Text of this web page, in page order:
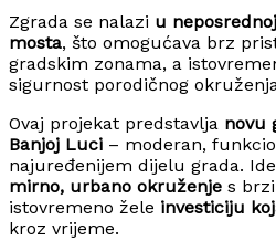
Zgrada se nalazi u
mosta, što omogućava brz
gradskim zonama, a
sigurnost porodičnog
Ovaj projekat predstavlja novu
Banjoj Luci – moderan,
najuređenijem dijelu grada.
mirno, urbano okruženje s
istovremeno žele investiciju
kroz vrijeme.